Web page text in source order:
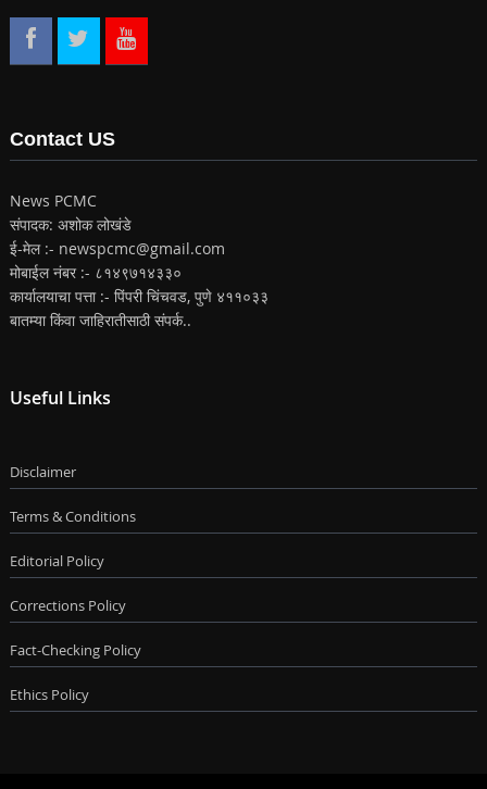
Contact US
News PCMC
संपादक: अशोक लोखंडे
ई-मेल :- newspcmc@gmail.com
मोबाईल नंबर :- ८१४९७१४३३०
कार्यालयाचा पत्ता :- पिंपरी चिंचवड, पुणे ४११०३३
बातम्या किंवा जाहिरातीसाठी संपर्क..
Useful Links
Disclaimer
Terms & Conditions
Editorial Policy
Corrections Policy
Fact-Checking Policy
Ethics Policy